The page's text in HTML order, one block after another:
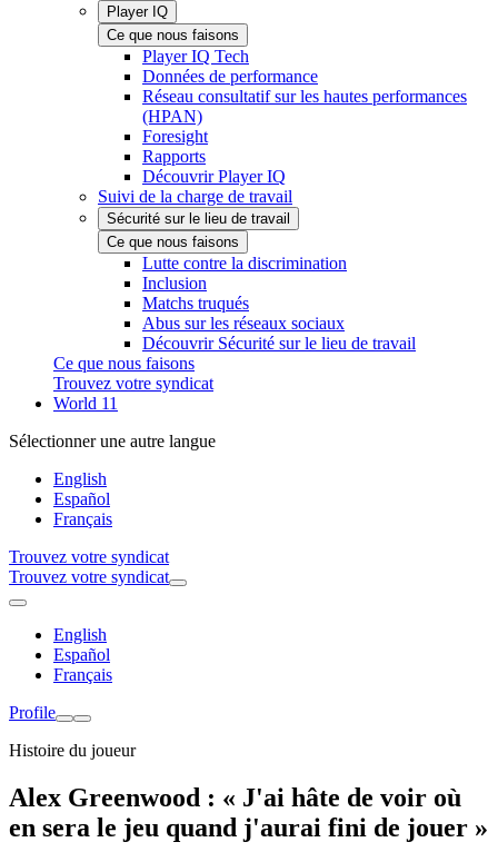
Player IQ
Ce que nous faisons
Player IQ Tech
Données de performance
Réseau consultatif sur les hautes performances
(HPAN)
Foresight
Rapports
Découvrir Player IQ
Suivi de la charge de travail
Sécurité sur le lieu de travail
Ce que nous faisons
Lutte contre la discrimination
Inclusion
Matchs truqués
Abus sur les réseaux sociaux
Découvrir Sécurité sur le lieu de travail
Ce que nous faisons
Trouvez votre syndicat
World 11
Sélectionner une autre langue
English
Español
Français
Trouvez votre syndicat
Trouvez votre syndicat
English
Español
Français
Profile
Histoire du joueur
Alex Greenwood : « J'ai hâte de voir où
en sera le jeu quand j'aurai fini de jouer »